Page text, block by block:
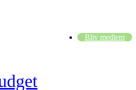
Bliv medlem